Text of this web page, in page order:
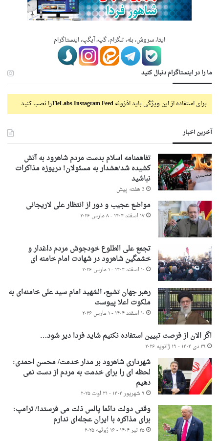
ایتا، سروش، بله، تلگرام، گپ، آیگپ، اینستاگرام
ما را در اینستاگرام دنبال کنید
برای استفاده از این ویژگی باید افزونهTieLabs Instagram Feedرا نصب کنید
آخرین اخبار
تفاهمنامه اسلام بدست مردم شاهرود به آتش
کشیده شد/هشدار به مسئولان! دریوزه مذاکرات
نباشید
3 هفته پیش
مواضع عجیب و دور از انتظار علی لاریجانی
۱۷ اسفند ۱۴۰۴ - ۸ مارس ۲۰۲۶
تجمع علی الطلوع خودجوش مردم داغدار و
خشمگین شاهرود در شهادت امام خامنه ای
۱۰ اسفند ۱۴۰۴ - ۱ مارس ۲۰۲۶
رهبر جهان تشیع، الشهید امام سید علی خامنه‌ای به
ملکوت اعلا پیوست
۱۰ اسفند ۱۴۰۴ - ۱ مارس ۲۰۲۶
اگر الان از فرصت تبیین استفاده نکنیم شاید فردا دیر شود…
۲۹ دی ۱۴۰۴ - ۱۹ ژانویه ۲۰۲۶
شهرداری شاهرود بر مدار خدمت/ محسن احمدی:
لحظه ای را برای خدمت به مردم از دست نمی
دهیم
۹ شهریور ۱۴۰۴ - ۳۱ اوت ۲۰۲۵
وقتی دولت دائما پالس ذلت می فرستد!/ ترامپ:
برای مذاکره با ایران عجله‌ای ندارم
۲۵ تیر ۱۴۰۴ - ۱۶ ژوئیه ۲۰۲۵